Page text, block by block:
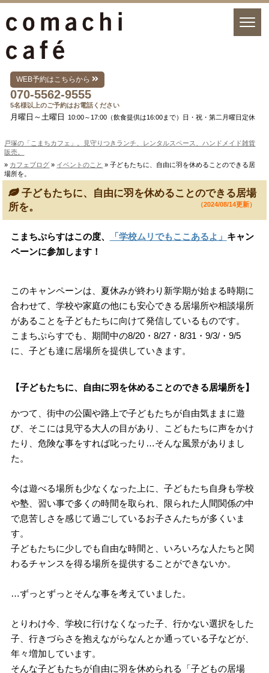
WEB予約はこちらから
070-5562-9555
5名様以上のご予約はお電話ください
月曜日～土曜日 10:00～17:00（飲食提供は16:00まで）日・祝・第二月曜日定休
戸塚の「こまちカフェ」。見守りつきランチ、レンタルスペース、ハンドメイド雑貨
販売。
» カフェブログ » イベントのこと » 子どもたちに、自由に羽を休めることのできる居
場所を。
子どもたちに、自由に羽を休めることのできる居場
所を。
（2024/08/14更新）
こまちぷらすはこの度、 「学校ムリでもここあるよ」 キャン
ペーンに参加します！
このキャンペーンは、夏休みが終わり新学期が始まる時期に
合わせて、学校や家庭の他にも安心できる居場所や相談場所
があることを子どもたちに向けて発信しているものです。
こまちぷらすでも、期間中の8/20・8/27・8/31・9/3/・9/5
に、子ども達に居場所を提供していきます。
【子どもたちに、自由に羽を休めることのできる居場所を】
かつて、街中の公園や路上で子どもたちが自由気ままに遊
び、そこには見守る大人の目があり、こどもたちに声をかけ
たり、危険な事をすれば叱ったり…そんな風景がありまし
た。
今は遊べる場所も少なくなった上に、子どもたち自身も学校
や塾、習い事で多くの時間を取られ、限られた人間関係の中
で息苦しさを感じて過ごしているお子さんたちが多くいま
す。
子どもたちに少しでも自由な時間と、いろいろな人たちと関
わるチャンスを得る場所を提供することができないか。
…ずっとずっとそんな事を考えていました。
とりわけ今、学校に行けなくなった子、行かない選択をした
子、行きづらさを抱えながらなんとか通っている子などが、
年々増加しています。
そんな子どもたちが自由に羽を休められる「子どもの居場